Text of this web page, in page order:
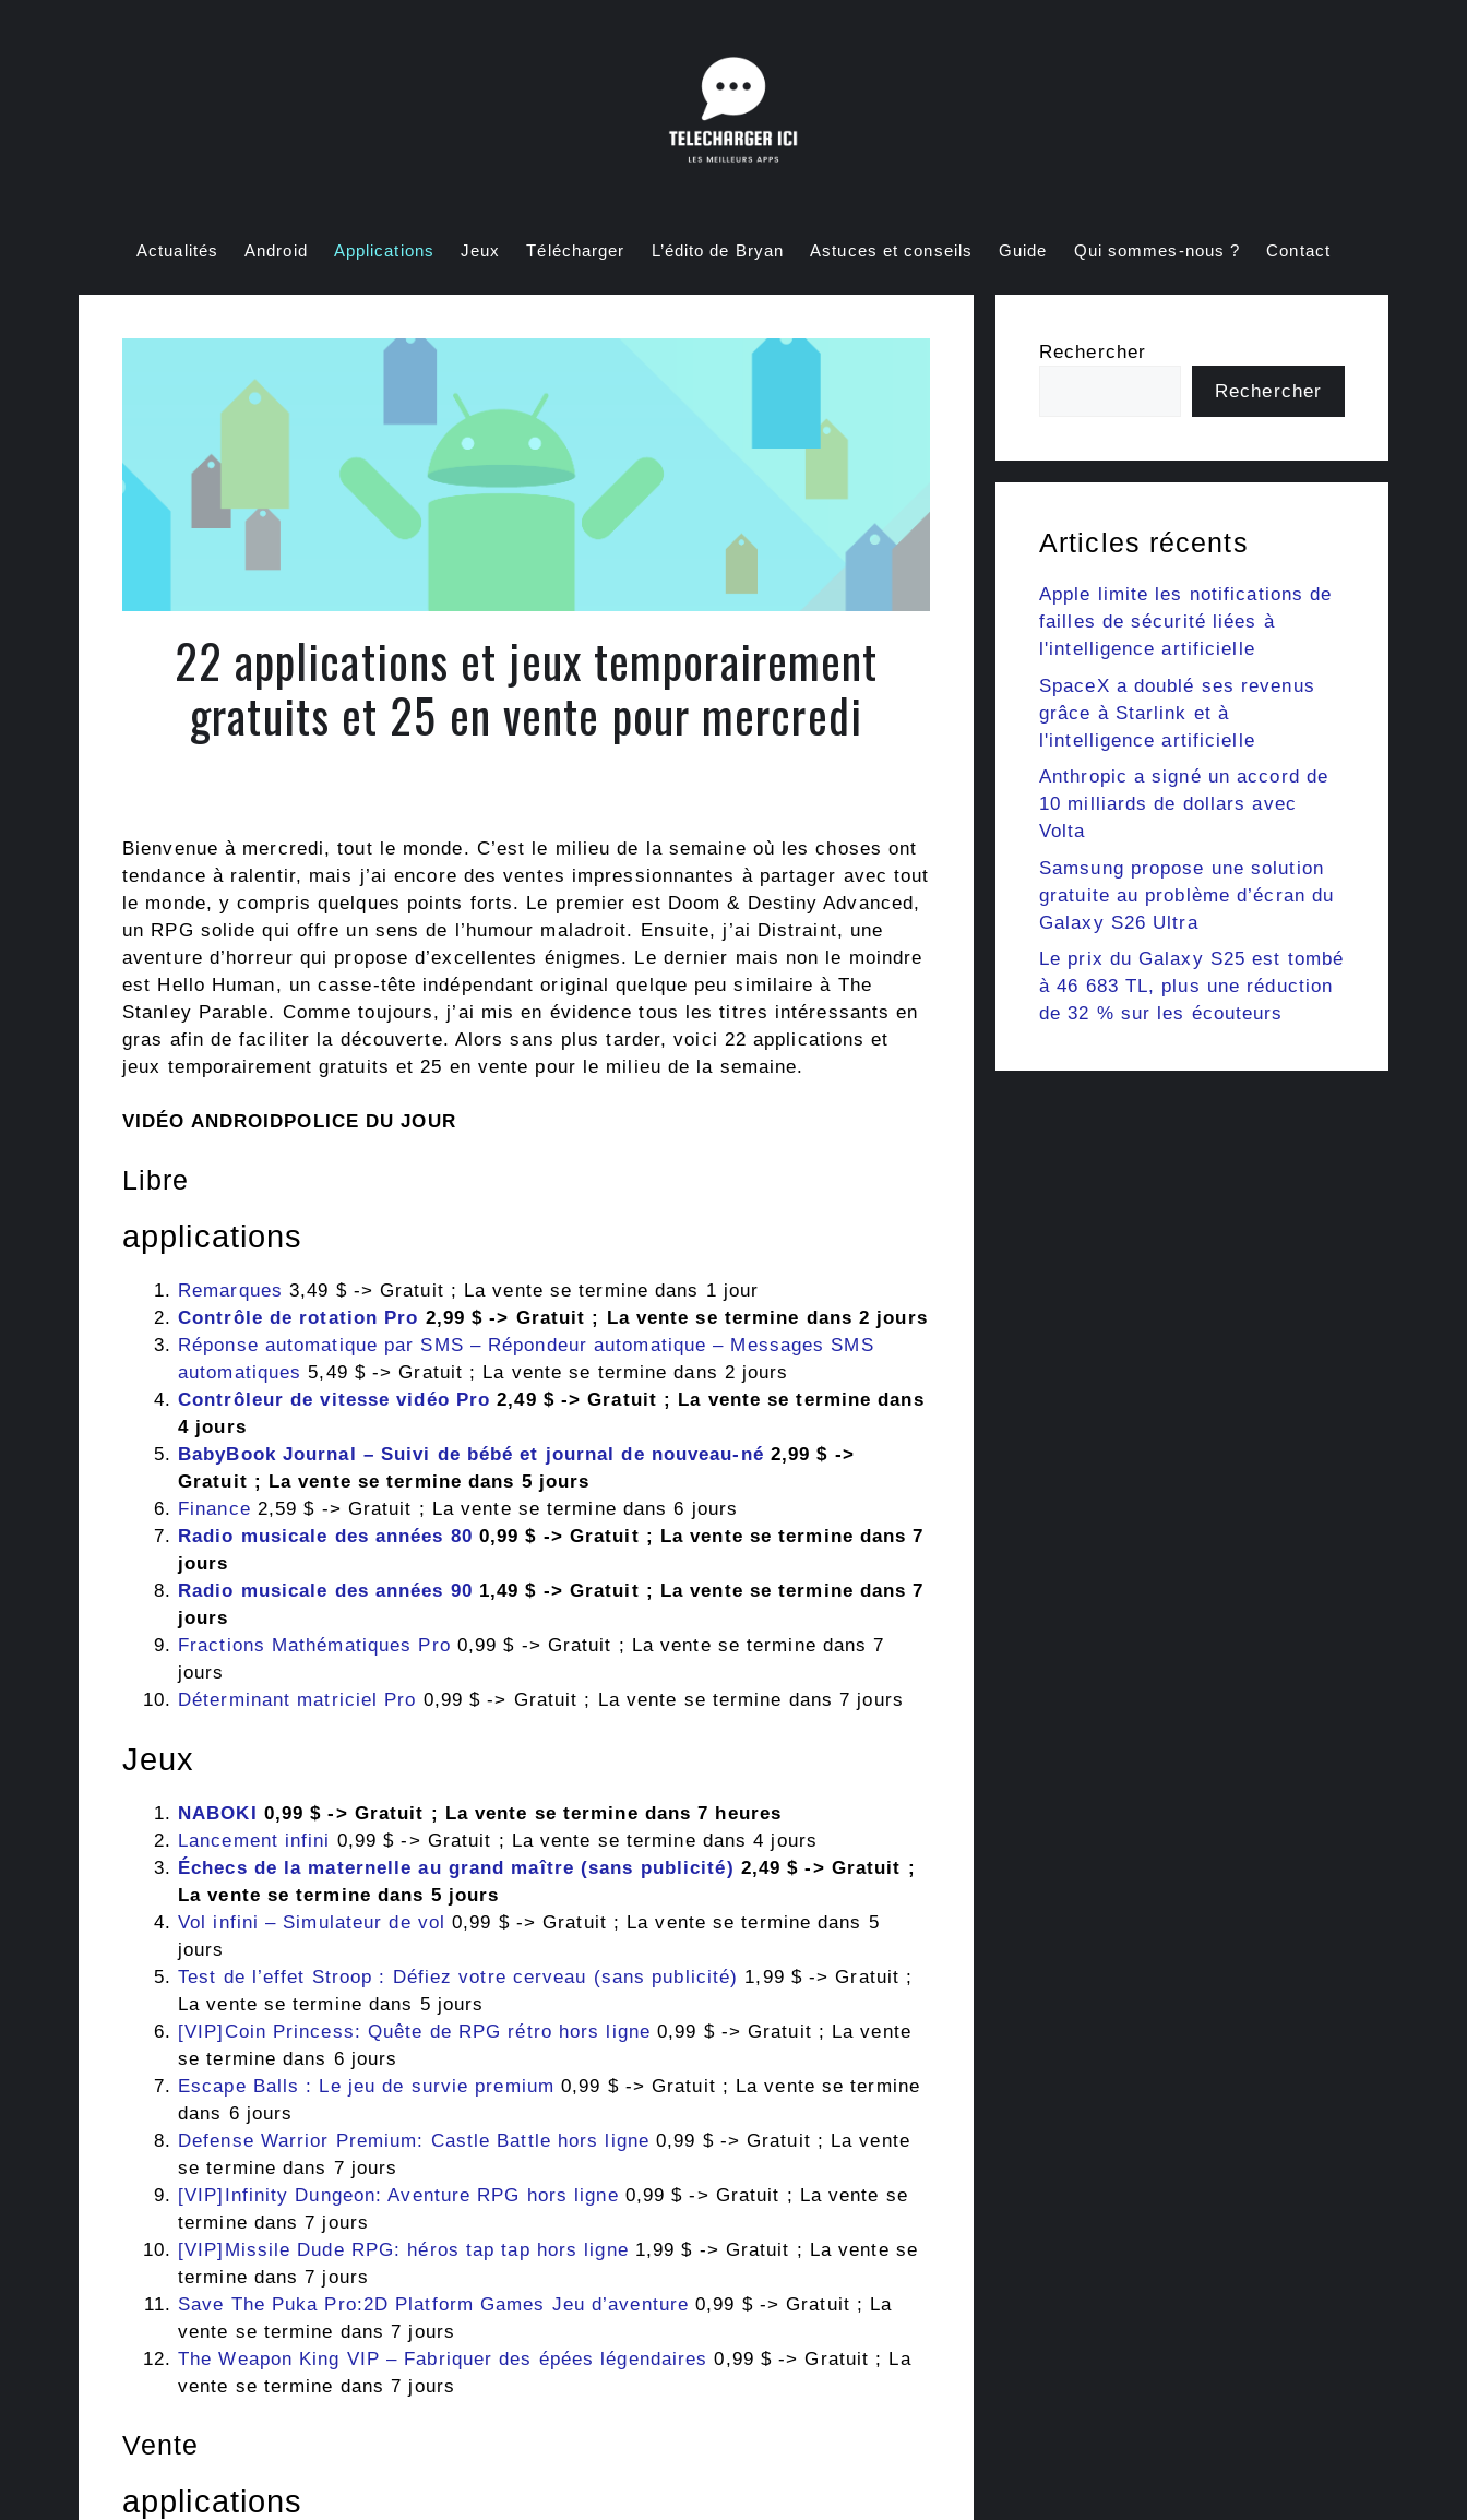
Actualités Android Applications Jeux Télécharger L’édito de Bryan Astuces et conseils Guide Qui sommes-nous ? Contact
22 applications et jeux temporairement
gratuits et 25 en vente pour mercredi
Bienvenue à mercredi, tout le monde. C’est le milieu de la semaine où les choses ont
tendance à ralentir, mais j’ai encore des ventes impressionnantes à partager avec tout
le monde, y compris quelques points forts. Le premier est Doom & Destiny Advanced,
un RPG solide qui offre un sens de l’humour maladroit. Ensuite, j’ai Distraint, une
aventure d’horreur qui propose d’excellentes énigmes. Le dernier mais non le moindre
est Hello Human, un casse-tête indépendant original quelque peu similaire à The
Stanley Parable. Comme toujours, j’ai mis en évidence tous les titres intéressants en
gras afin de faciliter la découverte. Alors sans plus tarder, voici 22 applications et
jeux temporairement gratuits et 25 en vente pour le milieu de la semaine.
VIDÉO ANDROIDPOLICE DU JOUR
Libre
applications
Remarques 3,49 $ -> Gratuit ; La vente se termine dans 1 jour
Contrôle de rotation Pro 2,99 $ -> Gratuit ; La vente se termine dans 2 jours
Réponse automatique par SMS – Répondeur automatique – Messages SMS
automatiques 5,49 $ -> Gratuit ; La vente se termine dans 2 jours
Contrôleur de vitesse vidéo Pro 2,49 $ -> Gratuit ; La vente se termine dans
4 jours
BabyBook Journal – Suivi de bébé et journal de nouveau-né 2,99 $ ->
Gratuit ; La vente se termine dans 5 jours
Finance 2,59 $ -> Gratuit ; La vente se termine dans 6 jours
Radio musicale des années 80 0,99 $ -> Gratuit ; La vente se termine dans 7
jours
Radio musicale des années 90 1,49 $ -> Gratuit ; La vente se termine dans 7
jours
Fractions Mathématiques Pro 0,99 $ -> Gratuit ; La vente se termine dans 7
jours
Déterminant matriciel Pro 0,99 $ -> Gratuit ; La vente se termine dans 7 jours
Jeux
NABOKI
0,99 $ -> Gratuit ; La vente se termine dans 7 heures
Lancement infini 0,99 $ -> Gratuit ; La vente se termine dans 4 jours
Échecs de la maternelle au grand maître (sans publicité) 2,49 $ -> Gratuit ;
La vente se termine dans 5 jours
Vol infini – Simulateur de vol
0,99 $ -> Gratuit ; La vente se termine dans 5
jours
Test de l’effet Stroop : Défiez votre cerveau (sans publicité) 1,99 $ -> Gratuit ;
La vente se termine dans 5 jours
[VIP]Coin Princess: Quête de RPG rétro hors ligne 0,99 $ -> Gratuit ; La vente
se termine dans 6 jours
Escape Balls : Le jeu de survie premium 0,99 $ -> Gratuit ; La vente se termine
dans 6 jours
Defense Warrior Premium: Castle Battle hors ligne 0,99 $ -> Gratuit ; La vente
se termine dans 7 jours
[VIP]Infinity Dungeon: Aventure RPG hors ligne 0,99 $ -> Gratuit ; La vente se
termine dans 7 jours
[VIP]Missile Dude RPG: héros tap tap hors ligne 1,99 $ -> Gratuit ; La vente se
termine dans 7 jours
Save The Puka Pro:2D Platform Games Jeu d’aventure 0,99 $ -> Gratuit ; La
vente se termine dans 7 jours
The Weapon King VIP – Fabriquer des épées légendaires 0,99 $ -> Gratuit ; La
vente se termine dans 7 jours
Vente
applications
Rechercher
Rechercher
Articles récents
Apple limite les notifications de
failles de sécurité liées à
l'intelligence artificielle
SpaceX a doublé ses revenus
grâce à Starlink et à
l'intelligence artificielle
Anthropic a signé un accord de
10 milliards de dollars avec
Volta
Samsung propose une solution
gratuite au problème d’écran du
Galaxy S26 Ultra
Le prix du Galaxy S25 est tombé
à 46 683 TL, plus une réduction
de 32 % sur les écouteurs